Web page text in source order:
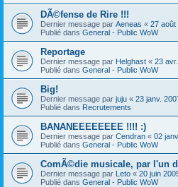
DÃ©fense de Rire !!!
Dernier message par Aeneas « 27 août
Publié dans General - Public WoW
Reportage
Dernier message par Helghast « 23
Publié dans General - Public WoW
Big!
Dernier message par juju « 23 janv.
Publié dans Recrutements
BANANEEEEEEEE !!!! :)
Dernier message par Cendran « 02
Publié dans General - Public WoW
ComÃ©die musicale, par l'un
Dernier message par Leto « 20 juin
Publié dans General - Public WoW